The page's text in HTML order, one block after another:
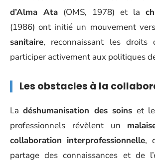
d’Alma Ata (OMS, 1978) et la
(1986) ont initié un mouvement
sanitaire, reconnaissant les droits
participer activement aux politiques
Les obstacles à la
Ladéshumanisation des soins et le
professionnels révèlent un
collaboration interprofessionnelle,
partage des connaissances et de